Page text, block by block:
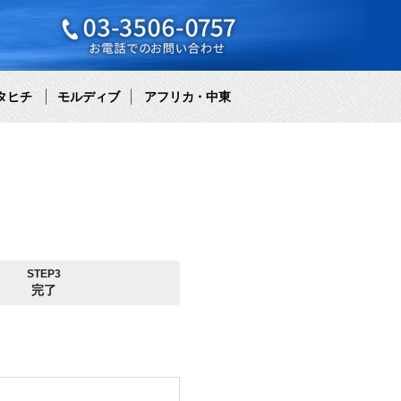
ヒチ モルディブ アフリカ・中東
STEP3
完了